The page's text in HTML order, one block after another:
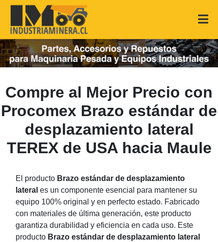
Compre al Mejor Precio con
Procomex Brazo estándar de
desplazamiento lateral
TEREX de USA hacia Maule
El producto Brazo estándar de desplazamiento
lateral es un componente esencial para mantener su
equipo 100% original y en perfecto estado. Fabricado
con materiales de última generación, este producto
garantiza durabilidad y eficiencia en cada uso. Este
producto Brazo estándar de desplazamiento lateral